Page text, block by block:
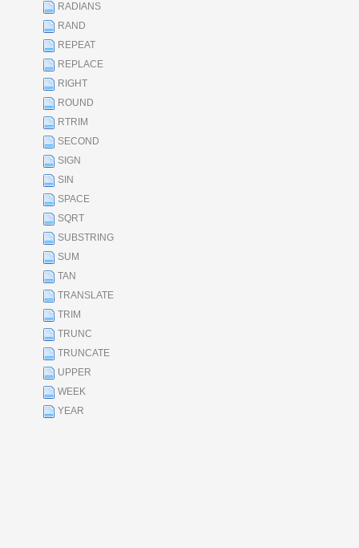
RADIANS
RAND
REPEAT
REPLACE
RIGHT
ROUND
RTRIM
SECOND
SIGN
SIN
SPACE
SQRT
SUBSTRING
SUM
TAN
TRANSLATE
TRIM
TRUNC
TRUNCATE
UPPER
WEEK
YEAR